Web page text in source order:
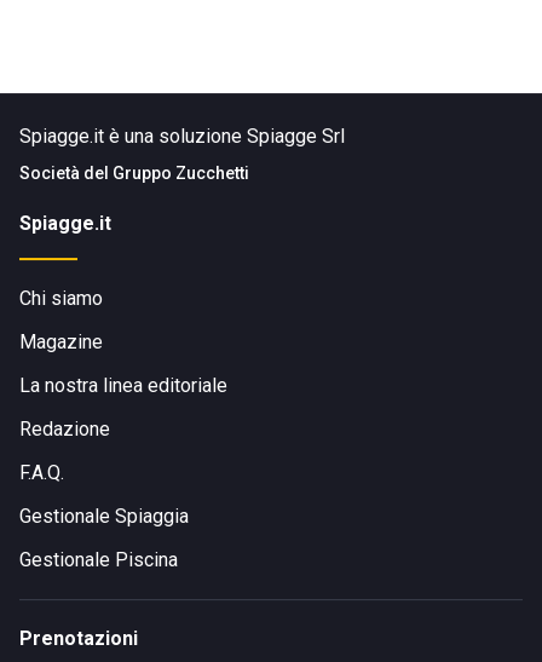
Spiagge.it è una soluzione Spiagge Srl
Società del Gruppo Zucchetti
Spiagge.it
Chi siamo
Magazine
La nostra linea editoriale
Redazione
F.A.Q.
Gestionale Spiaggia
Gestionale Piscina
Prenotazioni